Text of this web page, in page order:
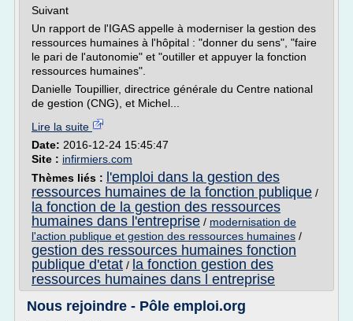
Suivant
Un rapport de l'IGAS appelle à moderniser la gestion des
ressources humaines à l'hôpital : "donner du sens", "faire
le pari de l'autonomie" et "outiller et appuyer la fonction
ressources humaines".
Danielle Toupillier, directrice générale du Centre national
de gestion (CNG), et Michel...
Lire la suite
Date: 2016-12-24 15:45:47
Site : infirmiers.com
Thèmes liés :
l'emploi dans la gestion des
ressources humaines de la fonction publique /
la fonction de la gestion des ressources
humaines dans l'entreprise / modernisation de
l'action publique et gestion des ressources humaines /
gestion des ressources humaines fonction
publique d'etat / la fonction gestion des
ressources humaines dans l entreprise
Nous rejoindre - Pôle emploi.org